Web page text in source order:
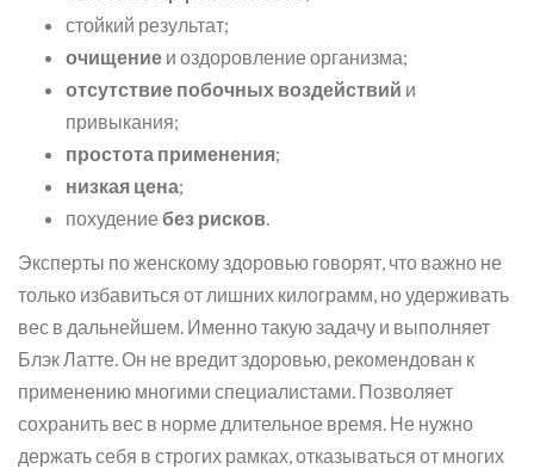
стойкий результат;
очищение и оздоровление организма;
отсутствие побочных воздействий и
привыкания;
простота применения;
низкая цена;
похудение без рисков.
Эксперты по женскому здоровью говорят, что важно не
только избавиться от лишних килограмм, но удерживать
вес в дальнейшем. Именно такую задачу и выполняет
Блэк Латте. Он не вредит здоровью, рекомендован к
применению многими специалистами. Позволяет
сохранить вес в норме длительное время. Не нужно
держать себя в строгих рамках, отказываться от многих